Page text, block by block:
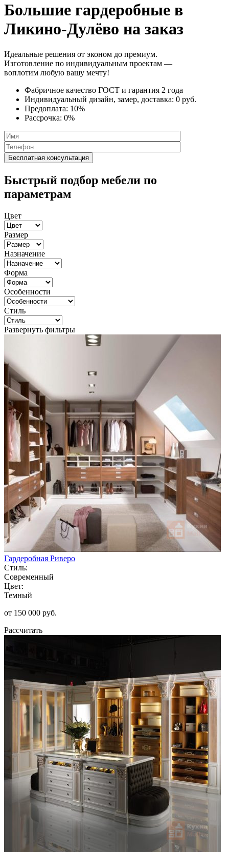
Большие гардеробные в
Ликино-Дулёво на заказ
Идеальные решения от эконом до премиум.
Изготовление по индивидуальным проектам —
воплотим любую вашу мечту!
Фабричное качество ГОСТ и гарантия 2 года
Индивидуальный дизайн, замер, доставка: 0 руб.
Предоплата: 10%
Рассрочка: 0%
Быстрый подбор мебели по
параметрам
Цвет
Размер
Назначение
Форма
Особенности
Стиль
Развернуть фильтры
Гардеробная Риверо
Стиль:
Современный
Цвет:
Темный
от 150 000 руб.
Рассчитать